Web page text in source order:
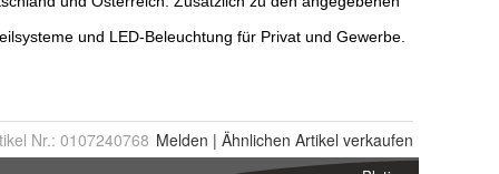
Nr.: 0107240768 Melden | Ähnlichen Artikel verkaufen